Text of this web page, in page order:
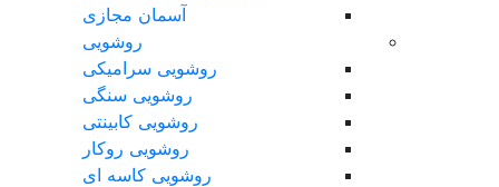
آسمان مجازی
روشویی
روشویی سرامیکی
روشویی سنگی
روشویی کابینتی
روشویی روکار
روشویی کاسه ای